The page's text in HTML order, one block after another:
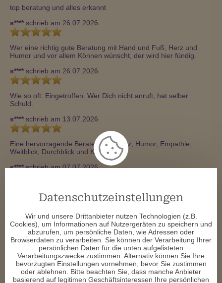
top beratung und alles erkannt
s**** schrieb am 26.07.2026
Wer eine richtig gute Beratung mit Hand und Fuß, Herz und
Humor und vor allem Können wünscht, der wird hier fündig.
s**** schrieb am 26.07.2026
Wie so oft: Eingetroffen. Wer Dich nicht anruft, hat selber
Schuld.
s**** schrieb am 13.07.2026
Eine hervorragende Beraterin mit Herz, Humor, Empathie,
Weitblick, Durchblick und Können!
s****schrieb am 07.07.2026
Mein Leben wäre ohne Dich und Dein Können deutlich weniger
schrieb am 19.06.2026
Hey Vielen lieben Dank für das großartige Gespräch! Du hast
mir sehr geholfen! 🙏
s****schrieb am 14.05.2026
Datenschutzeinstellungen
Wir und unsere Drittanbieter nutzen Technologien (z.B.
Cookies), um Informationen auf Nutzergeräten zu speichern und
abzurufen, um persönliche Daten, wie Adressen oder
Browserdaten zu verarbeiten. Sie können der Verarbeitung Ihrer
persönlichen Daten für die unten aufgelisteten
Verarbeitungszwecke zustimmen. Alternativ können Sie Ihre
bevorzugten Einstellungen vornehmen, bevor Sie zustimmen
oder ablehnen. Bitte beachten Sie, dass manche Anbieter
basierend auf legitimen Geschäftsinteressen Ihre persönlichen